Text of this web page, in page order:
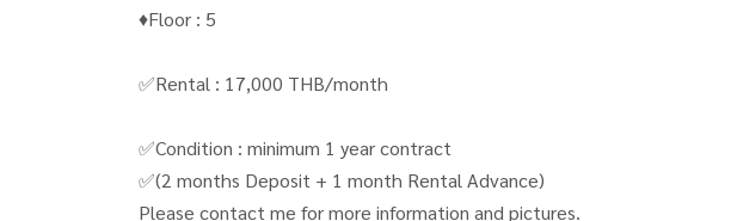
♦️Floor : 5
✅Rental : 17,000 THB/month
✅Condition : minimum 1 year contract
✅(2 months Deposit + 1 month Rental Advance)
Please contact me for more information and pictures.